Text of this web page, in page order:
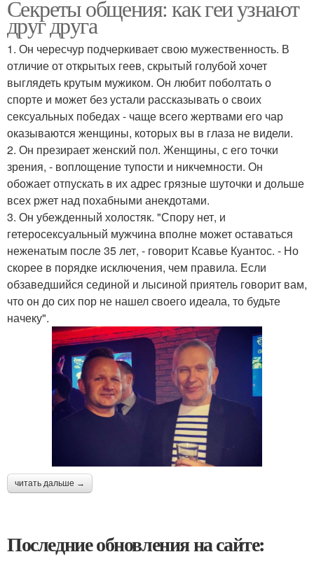
Секреты общения: как геи узнают
друг друга
1. Он чересчур подчеркивает свою мужественность. В
отличие от открытых геев, скрытый голубой хочет
выглядеть крутым мужиком. Он любит поболтать о
спорте и может без устали рассказывать о своих
сексуальных победах - чаще всего жертвами его чар
оказываются женщины, которых вы в глаза не видели.
2. Он презирает женский пол. Женщины, с его точки
зрения, - воплощение тупости и никчемности. Он
обожает отпускать в их адрес грязные шуточки и дольше
всех ржет над похабными анекдотами.
3. Он убежденный холостяк. "Спору нет, и
гетеросексуальный мужчина вполне может оставаться
неженатым после 35 лет, - говорит Ксавье Куантос. - Но
скорее в порядке исключения, чем правила. Если
обзаведшийся сединой и лысиной приятель говорит вам,
что он до сих пор не нашел своего идеала, то будьте
начеку".
читать дальше →
Последние обновления на сайте: